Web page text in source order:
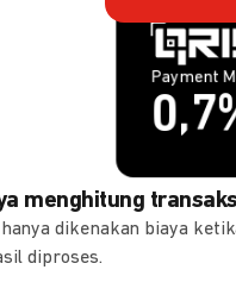
Payment
Payment
menghitung
dikenakan biaya
diproses.